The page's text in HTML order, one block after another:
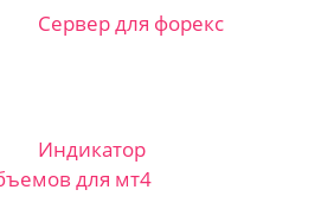
Сервер для форекс
Индикатор
для мт4